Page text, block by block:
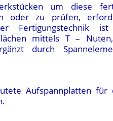
um diese
oder zu prüfen,
Fertigungstechnik
mittels T –
durch
Aufspannplatten für